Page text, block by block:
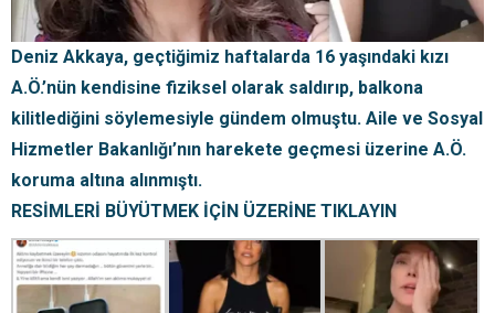
Deniz Akkaya, geçtiğimiz haftalarda 16 yaşındaki kızı
A.Ö.’nün kendisine fiziksel olarak saldırıp, balkona
kilitlediğini söylemesiyle gündem olmuştu. Aile ve Sosyal
Hizmetler Bakanlığı’nın harekete geçmesi üzerine A.Ö.
koruma altına alınmıştı.
RESİMLERİ BÜYÜTMEK İÇİN ÜZERİNE TIKLAYIN